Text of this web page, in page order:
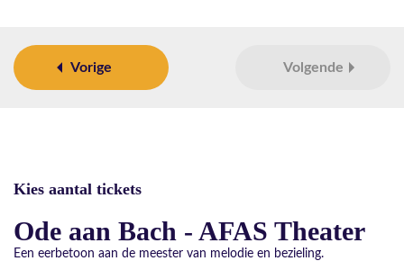
Vorige Volgende
Kies aantal tickets
Ode aan Bach - AFAS Theater
Een eerbetoon aan de meester van melodie en bezieling.